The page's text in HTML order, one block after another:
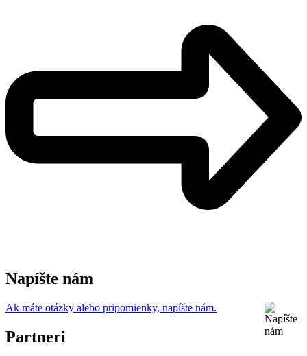
Napíšte nám
Ak máte otázky alebo pripomienky, napíšte nám.
Partneri